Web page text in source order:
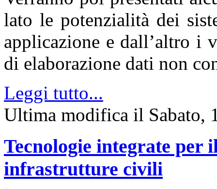
lato le potenzialità dei
applicazione e dall’altro i
di elaborazione dati non
Leggi tutto...
Ultima modifica il Sabato,
Tecnologie integrate per
infrastrutture civili